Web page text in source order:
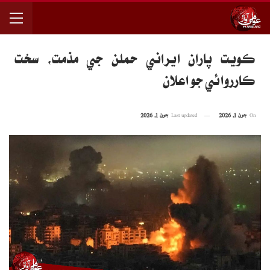
ڪويت پاران ايراني حملن جي مذمت، سخت
ڪارروائي جو اعلان